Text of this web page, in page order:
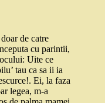
de catre
cu parintii,
Uite ce
tau ca sa ii ia
Ei, la faza
legea, m-a